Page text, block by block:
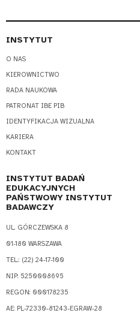
INSTYTUT
O NAS
KIEROWNICTWO
RADA NAUKOWA
PATRONAT IBE PIB
IDENTYFIKACJA WIZUALNA
KARIERA
KONTAKT
INSTYTUT BADAŃ
EDUKACYJNYCH
PAŃSTWOWY INSTYTUT
BADAWCZY
UL. GÓRCZEWSKA 8
01-180 WARSZAWA
TEL.: (22) 24-17-100
NIP: 5250008695
REGON: 000178235
AE: PL-72330-81243-EGRAW-28